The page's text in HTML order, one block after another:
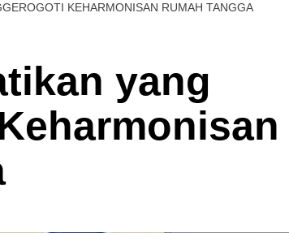
KEHARMONISAN RUMAH TANGGA
yang